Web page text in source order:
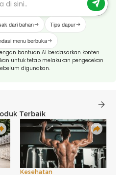
dari bahan Tips dapur
menu berbuka
bantuan AI berdasarkan konten
untuk tetap melakukan pengecekan
digunakan.